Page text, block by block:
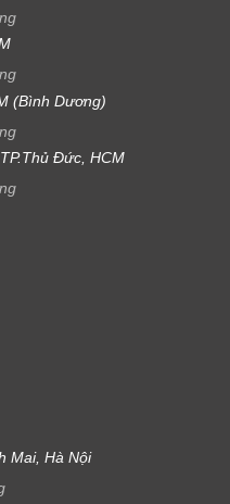
(Bình Dương)
Đức, HCM
Mai, Hà Nội